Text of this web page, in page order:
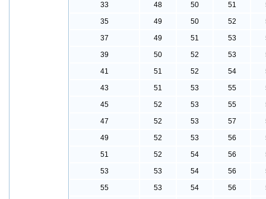
33
48 50 51
35
49 50 52
37
49 51 53
39
50 52 53
41
51 52 54
43
51 53 55
45
52 53 55
47
52 53 57
49
52 53 56
51
52 54 56
53
53 54 56
55
53 54 56